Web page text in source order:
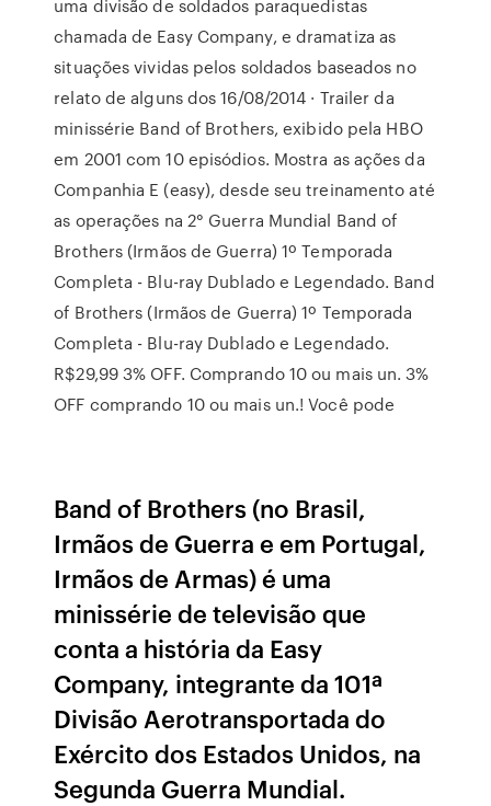
uma divisão de soldados paraquedistas
chamada de Easy Company, e dramatiza as
situações vividas pelos soldados baseados no
relato de alguns dos 16/08/2014 · Trailer da
minissérie Band of Brothers, exibido pela HBO
em 2001 com 10 episódios. Mostra as ações da
Companhia E (easy), desde seu treinamento até
as operações na 2° Guerra Mundial Band of
Brothers (Irmãos de Guerra) 1º Temporada
Completa - Blu-ray Dublado e Legendado. Band
of Brothers (Irmãos de Guerra) 1º Temporada
Completa - Blu-ray Dublado e Legendado.
R$29,99 3% OFF. Comprando 10 ou mais un. 3%
OFF comprando 10 ou mais un.! Você pode
Band of Brothers (no Brasil,
Irmãos de Guerra e em Portugal,
Irmãos de Armas) é uma
minissérie de televisão que
conta a história da Easy
Company, integrante da 101ª
Divisão Aerotransportada do
Exército dos Estados Unidos, na
Segunda Guerra Mundial.